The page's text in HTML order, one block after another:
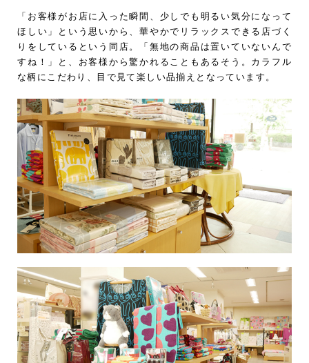
「お客様がお店に入った瞬間、少しでも明るい気分になって
ほしい」という思いから、華やかでリラックスできる店づく
りをしているという同店。「無地の商品は置いていないんで
すね！」と、お客様から驚かれることもあるそう。カラフル
な柄にこだわり、目で見て楽しい品揃えとなっています。